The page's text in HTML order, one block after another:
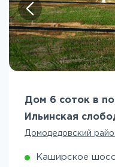
Дом 6 соток в
Ильинская
Домодедовский
Каширское